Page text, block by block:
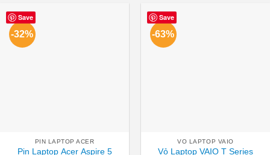
Save
-32%
PIN LAPTOP ACER
Pin Laptop Acer Aspire 5
Save
-63%
VO LAPTOP VAIO
Vỏ Laptop VAIO T Series